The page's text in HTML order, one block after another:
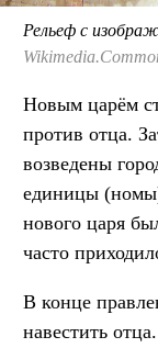
Рельеф с
Новым царём
против отца.
возведены
единицы
нового царя
часто
В конце
навестить